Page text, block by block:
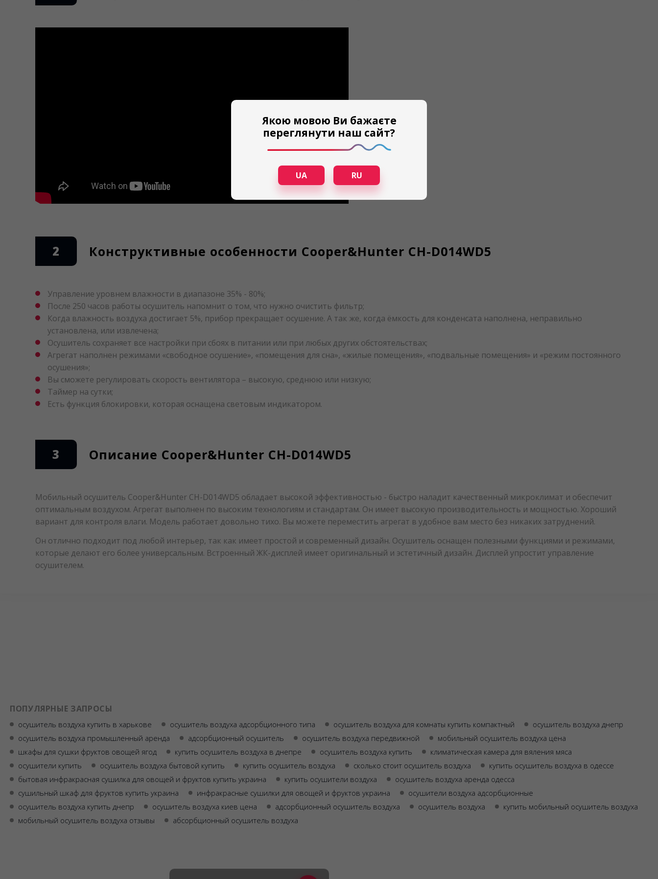
2 Конструктивные особенности Cooper&Hunter CH-D014WD5
Управление уровнем влажности в диапазоне 35% - 80%;
После 250 часов работы осушитель напомнит о том, что нужно очистить фильтр;
Когда влажность воздуха достигает 5%, прибор прекращает осушение. А так же, когда ёмкость для конденсата наполнена, неправильно
установлена, или извлечена;
Осушитель сохраняет все настройки при сбоях в питании или при любых других обстоятельствах;
Агрегат наполнен режимами «свободное осушение», «помещения для сна», «жилые помещения», «подвальные помещения» и «режим постоянного
осушения»;
Вы сможете регулировать скорость вентилятора – высокую, среднюю или низкую;
Таймер на сутки;
Есть функция блокировки, которая оснащена световым индикатором.
3 Описание Cooper&Hunter CH-D014WD5
Мобильный осушитель Cooper&Hunter CH-D014WD5 обладает высокой эффективностью - быстро наладит качественный микроклимат и обеспечит
оптимальным воздухом. Агрегат выполнен по высоким технологиям и стандартам. Он имеет высокую производительность и мощностью. Хороший
вариант для контроля влаги. Модель работает довольно тихо. Вы можете переместить агрегат в удобное вам место без никаких затруднений.
Он отлично подходит под любой интерьер, так как имеет простой и современный дизайн. Осушитель оснащен полезными функциями и режимами,
которые делают его более универсальным. Встроенный ЖК-дисплей имеет оригинальный и эстетичный дизайн. Дисплей упростит управление
осушителем.
ПОПУЛЯРНЫЕ ЗАПРОСЫ
осушитель воздуха купить в харькове осушитель воздуха адсорбционного типа осушитель воздуха для комнаты купить компактный
осушитель воздуха днепр
осушитель воздуха промышленный аренда
адсорбционный осушитель осушитель воздуха передвижной
мобильный осушитель воздуха цена
шкафы для сушки фруктов овощей ягод
купить осушитель воздуха в днепре осушитель воздуха купить
климатическая камера для вяления мяса
осушители купить
осушитель воздуха бытовой купить купить осушитель воздуха сколько стоит осушитель воздуха
купить осушитель воздуха в одессе
бытовая инфракрасная сушилка для овощей и фруктов купить украина
купить осушители воздуха
осушитель воздуха аренда одесса
сушильный шкаф для фруктов купить украина
инфракрасные сушилки для овощей и фруктов украина
осушители воздуха адсорбционные
осушитель воздуха купить днепр
осушитель воздуха киев цена адсорбционный осушитель воздуха осушитель воздуха
купить мобильный осушитель воздуха
мобильный осушитель воздуха отзывы
абсорбционный осушитель воздуха
Якою мовою Ви бажаєте
переглянути наш сайт?
UA RU